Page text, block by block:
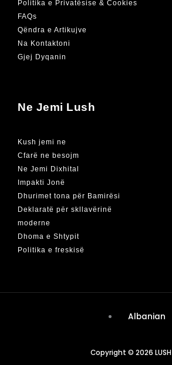
Politika e Privatësise & Cookies
FAQs
Qëndra e Artikujve
Na Kontaktoni
Gjej Dyqanin
Ne Jemi Lush
Kush jemi ne
Cfarë ne besojm
Ne Jemi Dixhital
Impakti Jonë
Dhurimet tona për Bamirësi
Deklaratë për skllavërinë
moderne
Dhoma e Shtypit
Politika e freskisë
Albanian
Copyright © 2026 LUSH